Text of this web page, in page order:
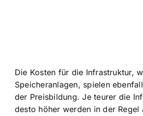
Die Kosten für die Infrastruktur,
Speicheranlagen, spielen
der Preisbildung. Je teurer die
desto höher werden in der Regel